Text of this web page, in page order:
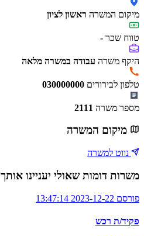
מיקום המשרה ראשון לציון
טווח שכר -
היקף משרה עבודה במשרה מלאה
טלפון לבירורים 030000000
מספר משרה 2111
מיקום המשרה
נווט למשרה
משרות דומות שאולי יעניינו אותך
פורסם 2023-12-22 13:47:14
פקיד/ת רכש